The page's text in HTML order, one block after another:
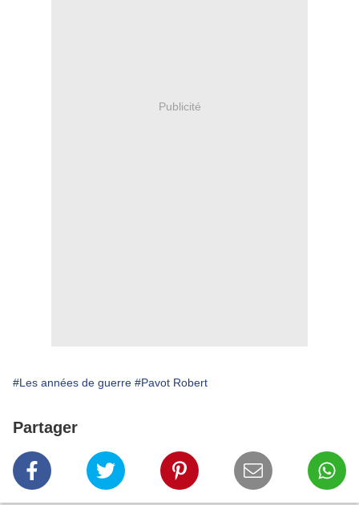
Publicité
#Les années de guerre #Pavot Robert
Partager